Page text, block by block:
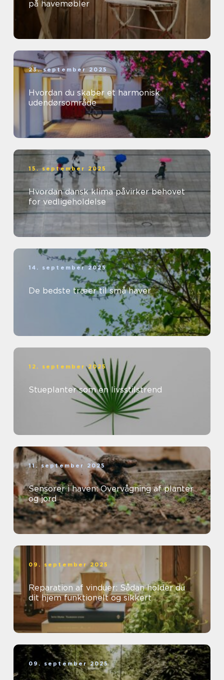
på havemøbler
23. september 2025
Hvordan du skaber et harmonisk
udendørsområde
15. september 2025
Hvordan dansk klima påvirker behovet
for vedligeholdelse
14. september 2025
De bedste træer til små haver
12. september 2025
Stueplanter som en livsstilstrend
11. september 2025
Sensorer i haven: Overvågning af planter
og jord
09. september 2025
Reparation af vinduer: Sådan holder du
dit hjem funktionelt og sikkert
09. september 2025